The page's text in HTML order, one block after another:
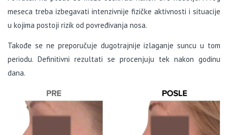
meseca treba izbegavati intenzivnije fizičke aktivnosti i situacije
u kojima postoji rizik od povređivanja nosa.
Takođe se ne preporučuje dugotrajnije izlaganje suncu u tom
periodu. Definitivni rezultati se procenjuju tek nakon godinu
dana.